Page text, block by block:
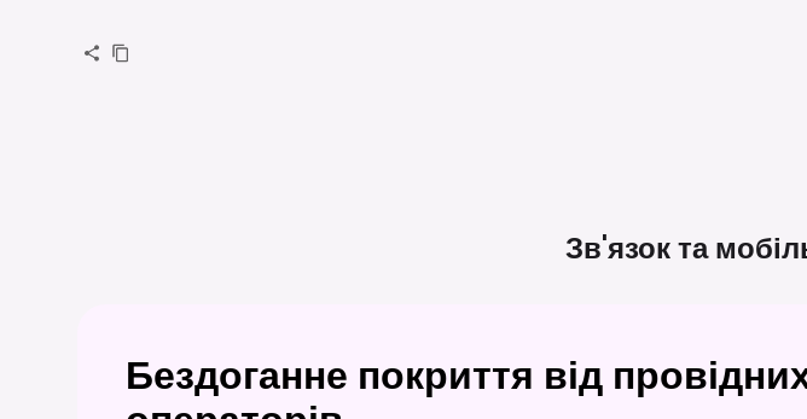
Зв'язок та
Бездоганне покриття від